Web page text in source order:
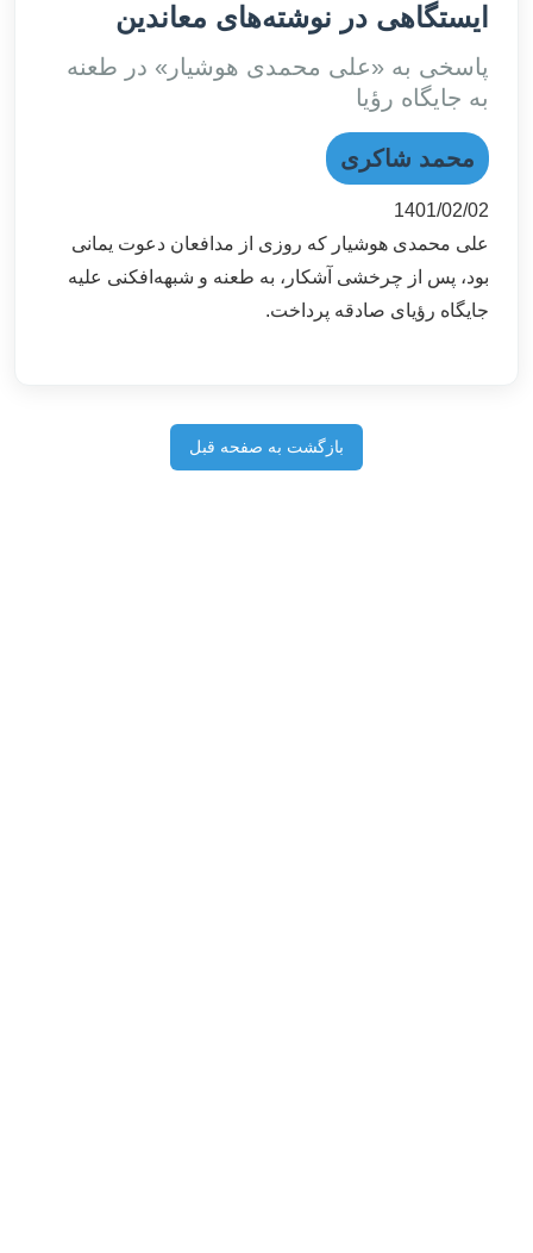
ایستگاهی در نوشته‌های معاندین
پاسخی به «علی محمدی هوشیار» در طعنه
به جایگاه رؤیا
محمد شاکری
1401/02/02
علی محمدی هوشیار که روزی از مدافعان دعوت یمانی
بود، پس از چرخشی آشکار، به طعنه و شبهه‌افکنی علیه
جایگاه رؤیای صادقه پرداخت.
بازگشت به صفحه قبل